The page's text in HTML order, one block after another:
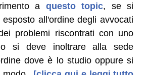
a questo topic, se si
all'ordine degli avvocati
problemi riscontrati con uno
si deve inoltrare alla sede
dove è lo studio oppure si